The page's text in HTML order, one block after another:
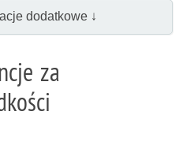
dodatkowe ↓
za